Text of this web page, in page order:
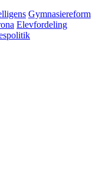
Gymnasiereform
Elevfordeling